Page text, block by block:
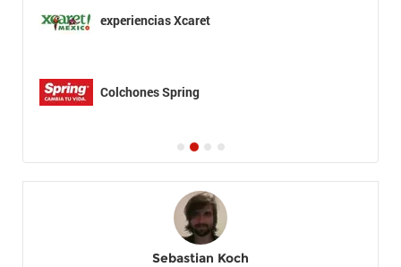
experiencias Xcaret
Colchones Spring
Sebastian Koch